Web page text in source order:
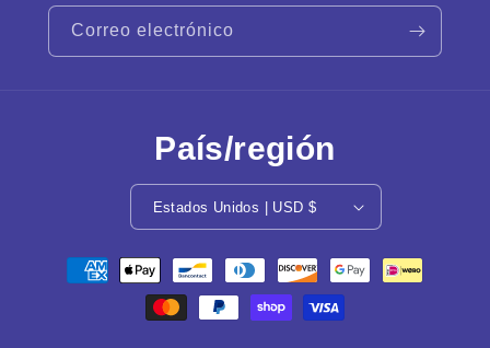
Correo electrónico
País/región
Estados Unidos | USD $
Formas